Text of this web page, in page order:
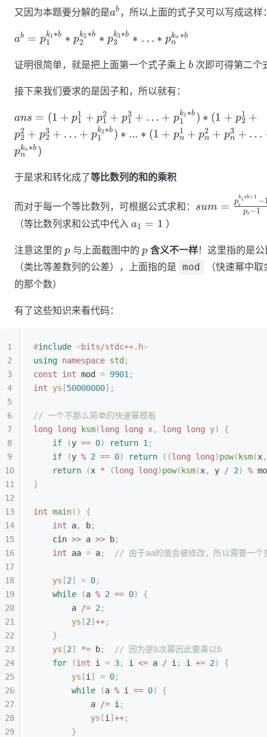
p_2^{k_2}
… *
又因为本题要分解的是a^b
ab ，所以上面的式子又可以写成这样
a^b=
p_2^{k_2*b}
… *
ab = p1
k1 ∗b ∗ p2
k2 ∗b ∗ p3
k3∗b ∗ … ∗ pn
kn ∗b
证明很简单，就是把上面第一个式子乘上 b
b 次即可得第二个
接下来我们要求的是因子和，所以就有：
ans= (1+p_1^1 +
p_1^2 +p_1^3+
… +
p_1^{k_1*b})*
(1+p_2^1 +
p_2^2 +p_2^3+
p_1^{k_2*b})*...*
(1+p_n^1 +
… +
p_n^{k_n*b})
ans = (1 + p1
1 + p1
2 + p1
3 + … + p1
k1 ∗b ) ∗ (1 + p2
1 +
p2
2 + p2
3 + … + p1
k2∗b ) ∗ ... ∗ (1 + pn
1 + pn
2 + pn
3 + …
pn
kn ∗b )
于是求和转化成了等比数列的和的乘积
而对于每一个等比数列，可根据公式求和：
{p_i-1}
sum = pi −1
pi
ki∗b+1 −
（等比数列求和公式中代入 a_1
a1 = 1 ）
注意这里的 p
p 与上面截图中的 p
p 含义不一样！这里指的是公
（类比等差数列的公差），上面指的是 mod
（快速幂中取
的那个数）
有了这些知识来看代码：
#include <bits/stdc++.h>
using namespace std ;
const int mod = 9901 ;
int ys [50000000];
// 一个不那么简单的快速幂模板
long long ksm(long long x, long long y)
{
    if
(y == 0) return 1 ;
    if
(y % 2 == 0) return ((long long)pow( ksm(x,
    return
(x * (long long)pow( ksm(x, y / 2) %
}
int main()
{
    int
a, b;
    cin
>> a >> b;
    int
aa = a;
// 由于aa的值会被修改，所以需要一个
    ys
[2] = 0;
    while
(a % 2 == 0)
{
        a
/= 2 ;
        ys
[2] ++;
    }
    ys
[2] *= b;
  // 因为是b次幂因此要乘以b
    for
(int i = 3; i <= a / i ; i += 2)
{
        ys
[i ] = 0;
        while
(a % i == 0)
{
            a
/= i ;
            ys
[i ] ++;
        }